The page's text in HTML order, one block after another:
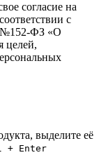
согласие на
с
№152-ФЗ «О
целей,
выделите её
+ Enter